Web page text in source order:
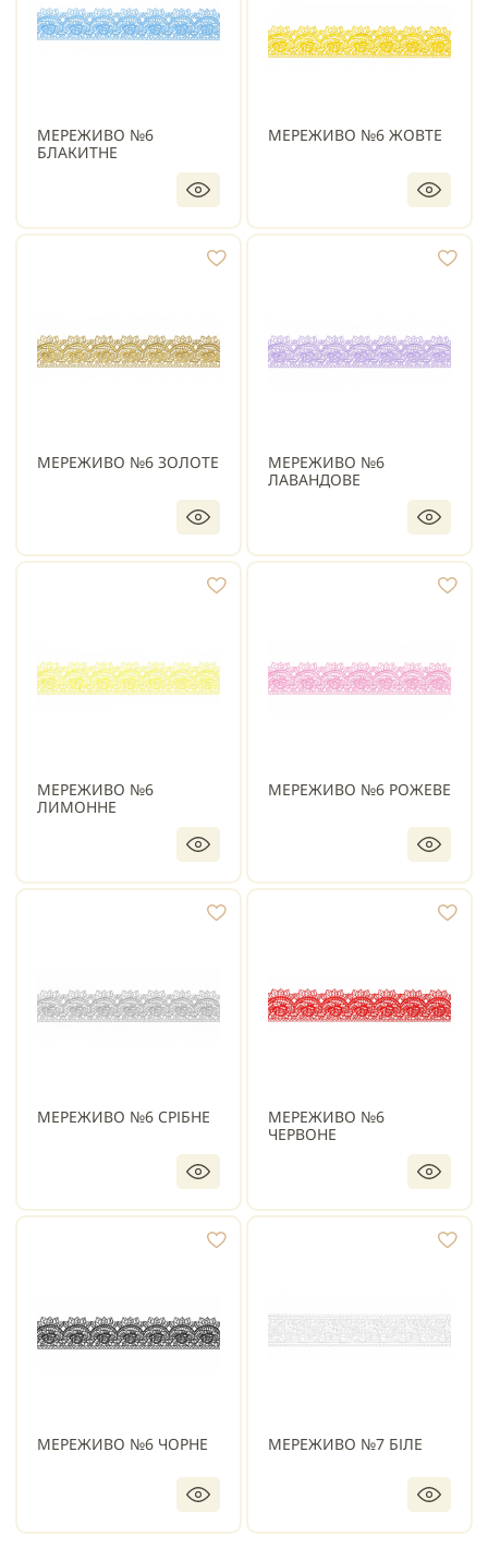
МЕРЕЖИВО №6
БЛАКИТНЕ
МЕРЕЖИВО №6 ЖОВТЕ
МЕРЕЖИВО №6 ЗОЛОТЕ
МЕРЕЖИВО №6
ЛАВАНДОВЕ
МЕРЕЖИВО №6
ЛИМОННЕ
МЕРЕЖИВО №6 РОЖЕВЕ
МЕРЕЖИВО №6 СРІБНЕ
МЕРЕЖИВО №6
ЧЕРВОНЕ
МЕРЕЖИВО №6 ЧОРНЕ МЕРЕЖИВО №7 БІЛЕ